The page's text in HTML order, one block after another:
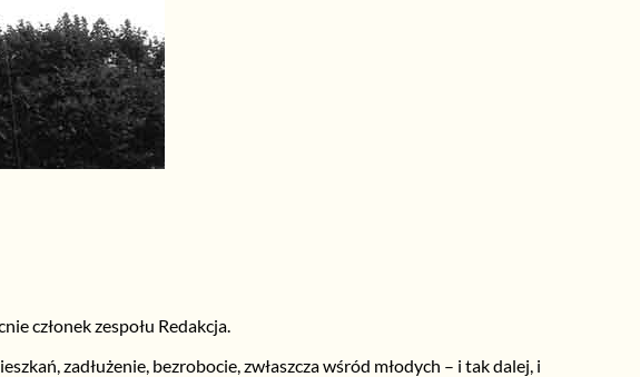
członek zespołu Redakcja.
zadłużenie, bezrobocie, zwłaszcza wśród młodych – i tak dalej, i